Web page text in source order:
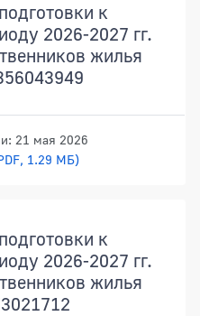
к
2026-2027 гг.
жилья
21 мая 2026
1.29 МБ)
к
2026-2027 гг.
жилья